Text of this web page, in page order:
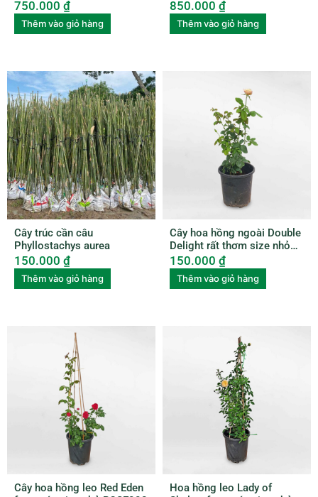
nhựa ROSE005
750.000 ₫
Thêm vào giỏ hàng
Japonica
850.000 ₫
Thêm vào giỏ hàng
Cây trúc cần câu
Phyllostachys aurea
150.000 ₫
Thêm vào giỏ hàng
Cây hoa hồng ngoài Double
Delight rất thơm size nhỏ
ROSE007
150.000 ₫
Thêm vào giỏ hàng
Cây hoa hồng leo Red Eden
Hoa hồng leo Lady of